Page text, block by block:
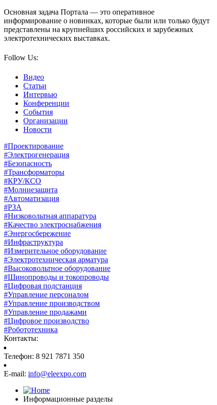
Основная задача Портала — это оперативное
информирование о новинках, которые были или только будут
представлены на крупнейших российских и зарубежных
электротехнических выставках.
Follow Us:
Видео
Статьи
Интервью
Конференции
События
Организации
Новости
#Проектирование
#Электрогенерация
#Безопасность
#Трансформаторы
#КРУ/КСО
#Молниезащита
#Автоматизация
#РЗА
#Низковольтная аппаратура
#Качество электроснабжения
#Энергосбережение
#Инфраструктура
#Измерительное оборудование
#Электротехническая арматура
#Высоковольтное оборудование
#Шинопроводы и токопроводы
#Цифровая подстанция
#Управление персоналом
#Управление производством
#Управление продажами
#Цифровое производство
#Робототехника
Контакты:
Телефон: 8 921 7871 350
E-mail: info@eleexpo.com
Информационные разделы